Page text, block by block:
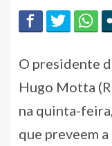
O presidente
Hugo Motta
na quinta-
que preveem